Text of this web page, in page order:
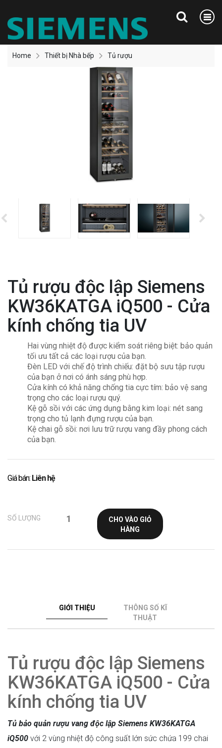
Home Thiết bị Nhà bếp Tủ rượu
Tủ rượu độc lập Siemens
KW36KATGA iQ500 - Cửa
kính chống tia UV
Hai vùng nhiệt độ được kiểm soát riêng biệt: bảo quản
tối ưu tất cả các loại rượu của bạn.
Đèn LED với chế độ trình chiếu: đặt bộ sưu tập rượu
của bạn ở nơi có ánh sáng phù hợp.
Cửa kính có khả năng chống tia cực tím: bảo vệ sang
trọng cho các loại rượu quý.
Kệ gỗ sồi với các ứng dụng bằng kim loại: nét sang
trọng cho tủ lạnh đựng rượu của bạn.
Kệ chai gỗ sồi: nơi lưu trữ rượu vang đầy phong cách
của bạn.
Giá bán: Liên hệ
SỐ LƯỢNG
CHO VÀO GIỎ
HÀNG
GIỚI THIỆU
THÔNG SỐ KĨ
THUẬT
Tủ rượu độc lập Siemens
KW36KATGA iQ500 - Cửa
kính chống tia UV
Tủ bảo quản rượu vang độc lập Siemens KW36KATGA
iQ500 với 2 vùng nhiệt độ công suất lớn sức chứa 199 chai